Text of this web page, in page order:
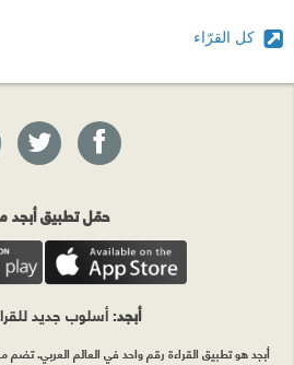
كل القرّاء
حمّل تطبيق أبجد
أبجد: أسلوب جديد
أبجد هو تطبيق القراءة رقم واحد في العالم العربي. تضم